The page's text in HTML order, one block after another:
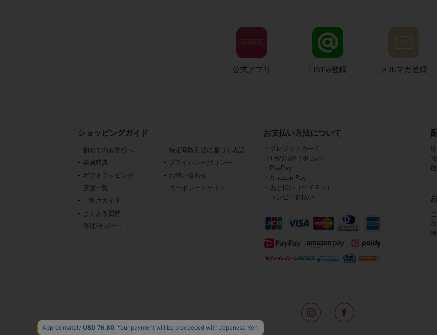
公式アプリ LINE@登録 メルマガ登録
ショッピングガイド
初めてのお客様へ
会員特典
ギフトラッピング
店舗一覧
ご利用ガイド
よくある質問
修理/サポート
特定商取引法に基づく表記
プライバシーポリシー
お問い合わせ
コーポレートサイト
お支払い方法について
・クレジットカード
（1回/分割/リボ払い）
・PayPay
・Amazon Pay
・あと払い（ペイディ）
・コンビニ前払い
1